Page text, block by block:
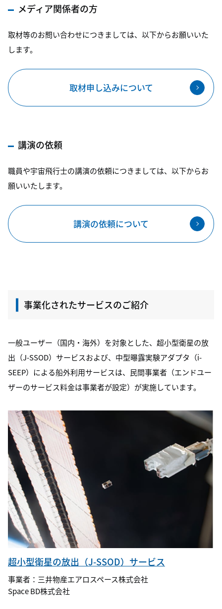
メディア関係者の方
取材等のお問い合わせにつきましては、以下からお願いいた
します。
取材申し込みについて
講演の依頼
職員や宇宙飛行士の講演の依頼につきましては、以下からお
願いいたします。
講演の依頼について
事業化されたサービスのご紹介
一般ユーザー（国内・海外）を対象とした、超小型衛星の放
出（J-SSOD）サービスおよび、中型曝露実験アダプタ（i-
SEEP）による船外利用サービスは、民間事業者（エンドユー
ザーのサービス料金は事業者が設定）が実施しています。
超小型衛星の放出（J-SSOD）サービス
事業者：三井物産エアロスペース株式会社
Space BD株式会社